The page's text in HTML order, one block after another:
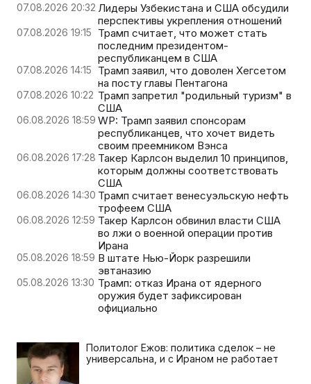
07.08.2026 20:32 Лидеры Узбекистана и США обсудили
перспективы укрепления отношений
07.08.2026 19:15
Трамп считает, что может стать
последним президентом-
республиканцем в США
07.08.2026 14:15
Трамп заявил, что доволен Хегсетом
на посту главы Пентагона
07.08.2026 10:22 Трамп запретил "родильный туризм" в
США
06.08.2026 18:59 WP: Трамп заявил спонсорам
республиканцев, что хочет видеть
своим преемником Вэнса
06.08.2026 17:28 Такер Карлсон выделил 10 принципов,
которым должны соответствовать
США
06.08.2026 14:30 Трамп считает венесуэльскую нефть
трофеем США
06.08.2026 12:59 Такер Карлсон обвинил власти США
во лжи о военной операции против
Ирана
05.08.2026 18:59 В штате Нью-Йорк разрешили
эвтаназию
05.08.2026 13:30 Трамп: отказ Ирана от ядерного
оружия будет зафиксирован
официально
Политолог Ежов: политика сделок – не
универсальна, и с Ираном не работает